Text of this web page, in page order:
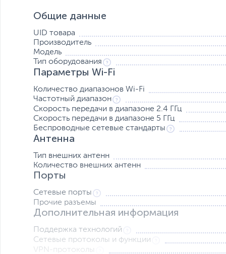
Более безопасный просмотр
Интернет может содержать неподходящий контент,
безопасности. ASUS Safe Browsing помогает
дополнительных приложений не требуется. Он даже
поисковой системы, чтобы защитить ваших детей в
Гибкая и масштабируемая беспроводная сеть AiMesh
технологию ячеистых сетей, которая создает сеть
ASUS. Благодаря простому центральному
настроить его с любыми маршрутизаторами с
Общие данные
UID товара
Производитель
Модель
Тип оборудования
Параметры Wi-Fi
Количество диапазонов Wi-Fi
Частотный диапазон
Скорость передачи в диапазоне 2.4 ГГц
Скорость передачи в диапазоне 5 ГГц
Беспроводные сетевые стандарты
Антенна
Тип внешних антенн
Количество внешних антенн
Порты
Сетевые порты
Прочие разъемы
Дополнительная информация
Поддержка технологий
Сетевые протоколы и функции
VPN-протоколы